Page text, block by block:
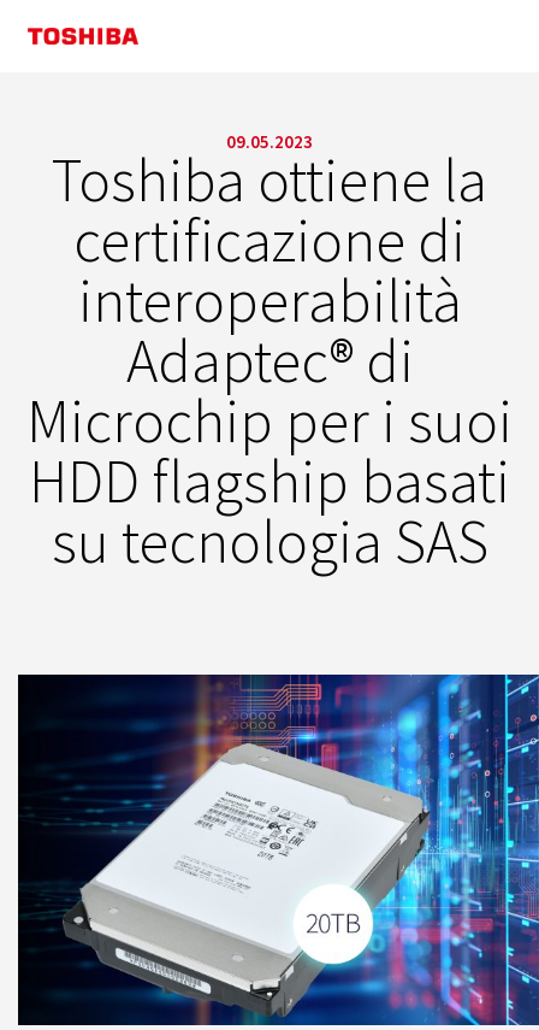
09.05.2023
Toshiba ottiene la
certificazione di
interoperabilità
Adaptec® di
Microchip per i suoi
HDD flagship basati
su tecnologia SAS